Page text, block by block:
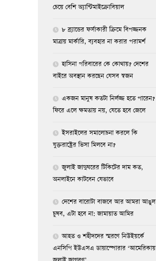
চেয়ে বেশি অ্যান্টিমাইক্রোবিয়াল
৮ ব্র্যান্ডের ফর্সাকারী ক্রিমে বিপজ্জনক
মাত্রায় মার্কারি, ব্যবহার না করার পরামর্শ
হাসিনা পরিবারের কে কোথায়? দেশের
বাইরে অবস্থান করছেন যেসব স্বজন
একজন মানুষ কতটা নির্লজ্জ হতে পারেন?
ফিরে এলে ক্ষমতায় নয়, যেতে হবে জেলে
ইসরাইলের সমালোচনা করলে কি
যুক্তরাষ্ট্রের ভিসা মিলবে না?
জুলাই জাদুঘরের টিকিটের দাম কত,
অনলাইনে কাটবেন যেভাবে
দেশের বারোটা বাজবে আর আমরা আঙুল
চুষব, এটা হবে না: জামায়াত আমির
আহত ও শহীদদের স্মরণে নিউইয়র্কে
এনসিপি ইউএসএ ডায়াস্পোরার ‘আমেরিকায়